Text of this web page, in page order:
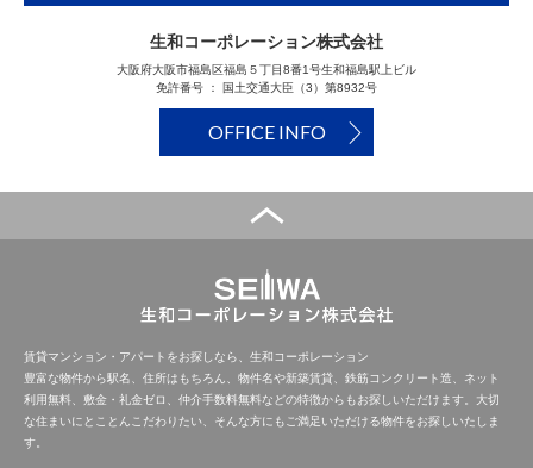
生和コーポレーション株式会社
大阪府大阪市福島区福島５丁目8番1号生和福島駅上ビル
免許番号 ： 国土交通大臣（3）第8932号
OFFICE INFO
賃貸マンション・アパートをお探しなら、生和コーポレーション
豊富な物件から駅名、住所はもちろん、物件名や新築賃貸、鉄筋コンクリート造、ネット
利用無料、敷金・礼金ゼロ、仲介手数料無料などの特徴からもお探しいただけます。大切
な住まいにとことんこだわりたい、そんな方にもご満足いただける物件をお探しいたしま
す。